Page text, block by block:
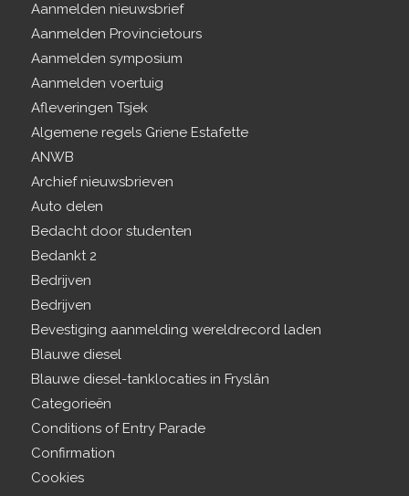
Aanmelden nieuwsbrief
Aanmelden Provincietours
Aanmelden symposium
Aanmelden voertuig
Afleveringen Tsjek
Algemene regels Griene Estafette
ANWB
Archief nieuwsbrieven
Auto delen
Bedacht door studenten
Bedankt 2
Bedrijven
Bedrijven
Bevestiging aanmelding wereldrecord laden
Blauwe diesel
Blauwe diesel-tanklocaties in Fryslân
Categorieën
Conditions of Entry Parade
Confirmation
Cookies